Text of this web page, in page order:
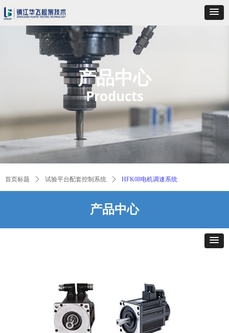
首页标题 ꄲ 试验平台配套控制系统 ꄲ HFK08电机调速系统
产品中心
Products
产品中心